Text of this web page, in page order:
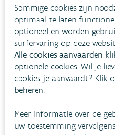
Download
Sommige cookies zijn
optimaal te laten
optioneel en worden
surfervaring op deze
Alle cookies aanvaarden
optionele cookies. Wil je
cookies je aanvaardt? Klik
beheren.
Meer informatie over de
uw toestemming